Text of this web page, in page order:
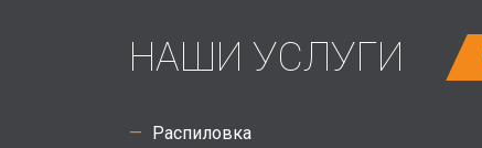
НАШИ УСЛУГИ
Распиловка